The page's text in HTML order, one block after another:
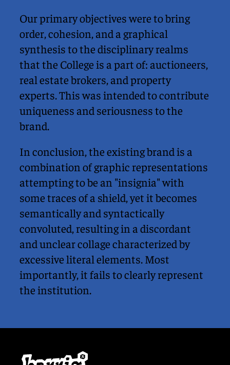
Our primary objectives were to bring
order, cohesion, and a graphical
synthesis to the disciplinary realms
that the College is a part of: auctioneers,
real estate brokers, and property
experts. This was intended to contribute
uniqueness and seriousness to the
brand.
In conclusion, the existing brand is a
combination of graphic representations
attempting to be an "insignia" with
some traces of a shield, yet it becomes
semantically and syntactically
convoluted, resulting in a discordant
and unclear collage characterized by
excessive literal elements. Most
importantly, it fails to clearly represent
the institution.